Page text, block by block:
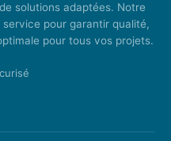
solutions adaptées. Notre
pour garantir qualité,
pour tous vos projets.